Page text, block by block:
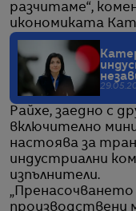
разчитаме“,
икономиката
Райхе, заедно с
включително
настоява за
индустриални
изпълнители.
производствени